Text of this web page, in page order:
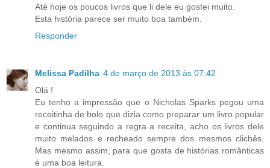
Até hoje os poucos livros que li dele eu gostei muito.
Esta história parece ser muito boa também.
Responder
Melissa Padilha 4 de março de 2013 às 07:42
Olá !
Eu tenho a impressão que o Nicholas Sparks pegou uma
receitinha de bolo que dizia como preparar um livro popular
e continua seguindo a regra a receita, acho os livros dele
muito melados e recheado sempre dos mesmos clichês.
Mas mesmo assim, para que gosta de histórias românticas
é uma boa leitura.